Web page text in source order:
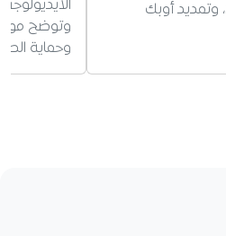
مستوى منذ مارس 2020، وتمديد أوبك
وتوضح
وحماية